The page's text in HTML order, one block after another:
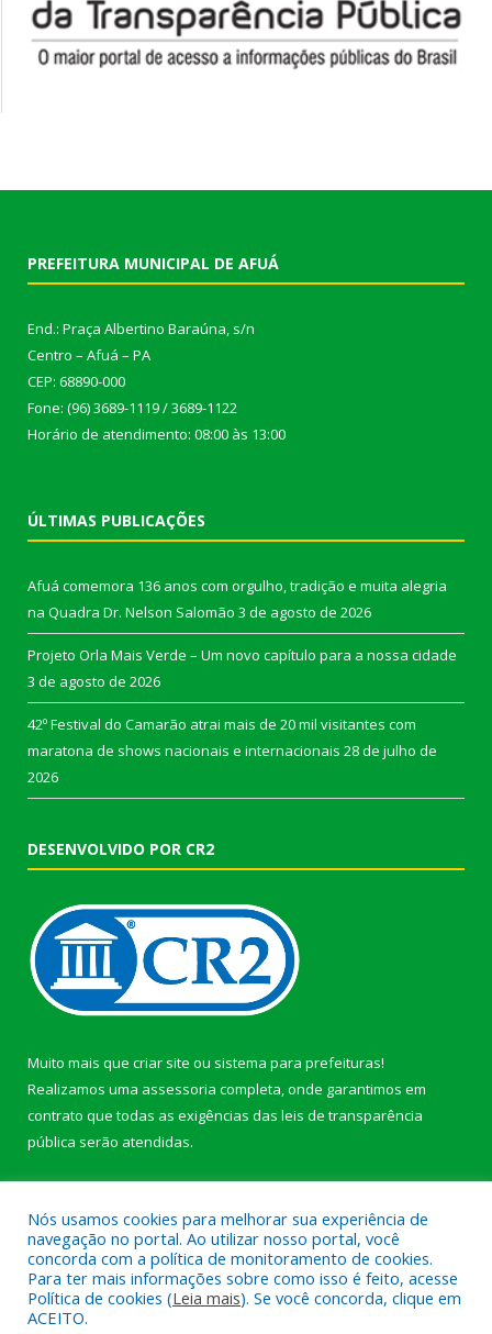
PREFEITURA MUNICIPAL DE AFUÁ
End.: Praça Albertino Baraúna, s/n
Centro – Afuá – PA
CEP: 68890-000
Fone: (96) 3689-1119 / 3689-1122
Horário de atendimento: 08:00 às 13:00
ÚLTIMAS PUBLICAÇÕES
Afuá comemora 136 anos com orgulho, tradição e muita alegria
na Quadra Dr. Nelson Salomão 3 de agosto de 2026
Projeto Orla Mais Verde – Um novo capítulo para a nossa cidade
3 de agosto de 2026
42º Festival do Camarão atrai mais de 20 mil visitantes com
maratona de shows nacionais e internacionais 28 de julho de
2026
DESENVOLVIDO POR CR2
Muito mais que criar site ou sistema para prefeituras!
Realizamos uma assessoria completa, onde garantimos em
contrato que todas as exigências das leis de transparência
pública serão atendidas.
Todos os direitos reservados a Prefeitura Municipal de Afuá.
Nós usamos cookies para melhorar sua experiência de
navegação no portal. Ao utilizar nosso portal, você
concorda com a política de monitoramento de cookies.
Para ter mais informações sobre como isso é feito, acesse
Política de cookies (Leia mais). Se você concorda, clique em
ACEITO.